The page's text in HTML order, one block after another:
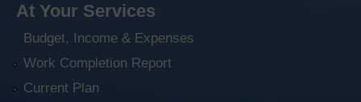
At Your Services
Budget, Income & Expenses
Work Completion Report
Current Plan